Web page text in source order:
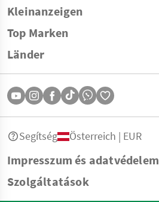
Kleinanzeigen
Top Marken
Länder
Impresszum és adatvédelem
Szolgáltatások
Segítség Österreich | EUR